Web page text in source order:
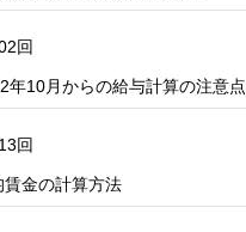
回
年10月からの給与計算の注意点
回
賃金の計算方法